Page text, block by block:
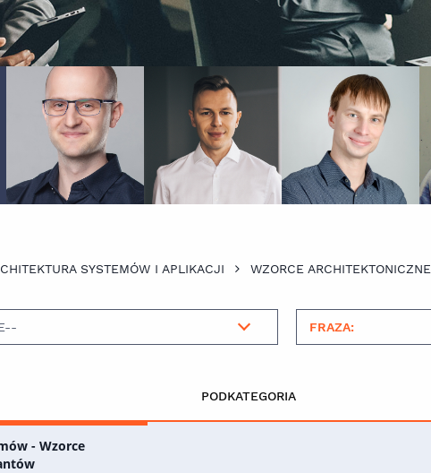
BARTŁOMIEJ
SŁOTA
MARCIN
MARKOWSKI
MAREK
SKOREK
SYSTEMÓW I APLIKACJI WZORCE ARCHITEKTONICZNE
PODKATEGORIA
- Wzorce